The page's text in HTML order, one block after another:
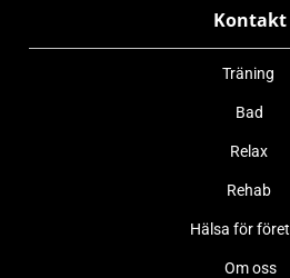
Kontakt
Träning
Bad
Relax
Rehab
Hälsa för
Om oss